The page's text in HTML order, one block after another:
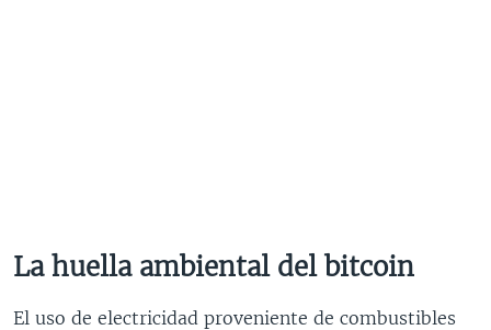
La huella ambiental del bitcoin
El uso de electricidad proveniente de combustibles